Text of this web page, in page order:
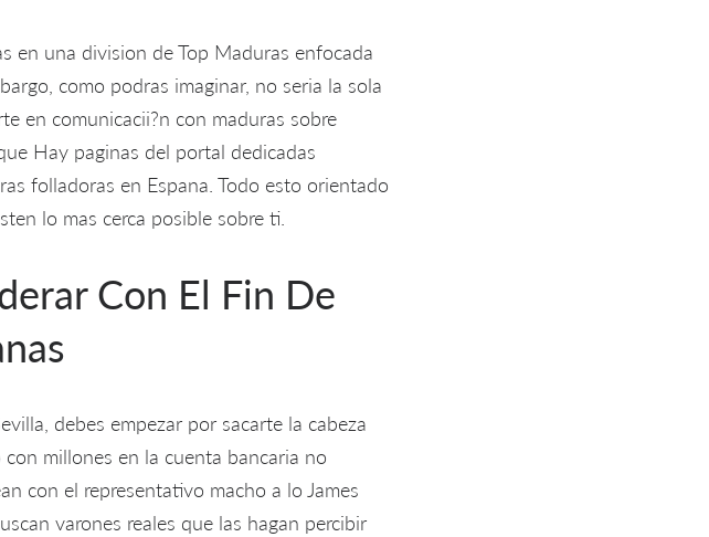
en una division de Top Maduras enfocada
como podras imaginar, no seri­a la sola
en comunicacii?n con maduras sobre
Hay paginas del portal dedicadas
folladoras en Espana. Todo esto orientado
lo mas cerca posible sobre ti.
Con El Fin De
debes empezar por sacarte la cabeza
millones en la cuenta bancaria no
con el representativo macho a lo James
varones reales que las hagan percibir